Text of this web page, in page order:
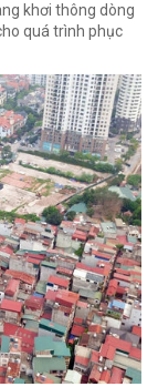
khơi thông dòng
quá trình phục